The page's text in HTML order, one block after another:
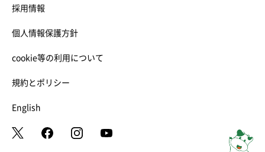
採用情報
個人情報保護方針
cookie等の利用について
規約とポリシー
English